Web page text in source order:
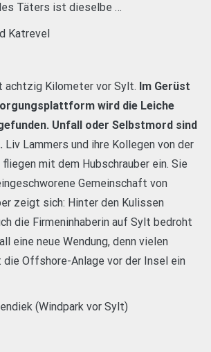
Täters ist dieselbe …
Katrevel
achtzig Kilometer vor Sylt. Im Gerüst
wird die Leiche
Unfall oder Selbstmord sind
Liv Lammers und ihre Kollegen von der
mit dem Hubschrauber ein. Sie
Gemeinschaft von
zeigt sich: Hinter den Kulissen
die Firmeninhaberin auf Sylt bedroht
eine neue Wendung, denn vielen
die Offshore-Anlage vor der Insel ein
(Windpark vor Sylt)